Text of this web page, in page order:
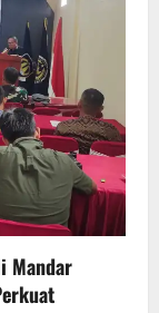
Mandar